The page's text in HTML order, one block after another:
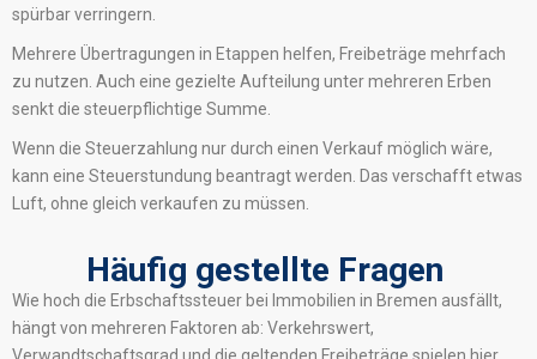
spürbar verringern.
Mehrere Übertragungen in Etappen helfen, Freibeträge mehrfach
zu nutzen. Auch eine gezielte Aufteilung unter mehreren Erben
senkt die steuerpflichtige Summe.
Wenn die Steuerzahlung nur durch einen Verkauf möglich wäre,
kann eine Steuerstundung beantragt werden. Das verschafft etwas
Luft, ohne gleich verkaufen zu müssen.
Häufig gestellte Fragen
Wie hoch die Erbschaftssteuer bei Immobilien in Bremen ausfällt,
hängt von mehreren Faktoren ab: Verkehrswert,
Verwandtschaftsgrad und die geltenden Freibeträge spielen hier